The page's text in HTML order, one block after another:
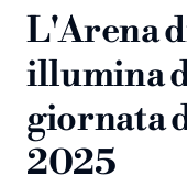
L'Arena
illumina
giornata
2025